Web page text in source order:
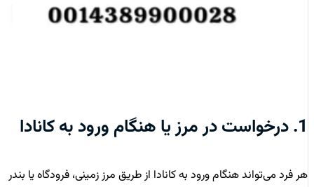
1. درخواست در مرز یا هنگام ورود به کانادا
هر فرد می‌تواند هنگام ورود به کانادا از طریق مرز زمینی، فرودگاه یا بندر